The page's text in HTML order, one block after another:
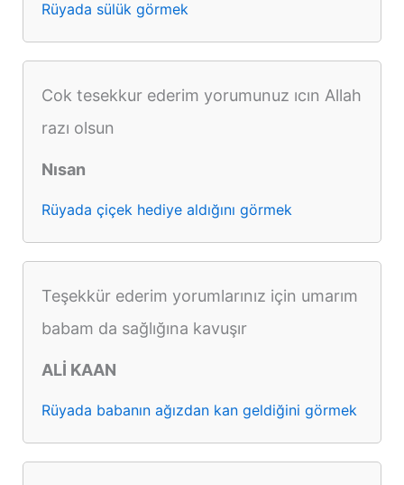
Rüyada sülük görmek
Cok tesekkur ederim yorumunuz ıcın Allah
razı olsun
Nısan
Rüyada çiçek hediye aldığını görmek
Teşekkür ederim yorumlarınız için umarım
babam da sağlığına kavuşır
ALİ KAAN
Rüyada babanın ağızdan kan geldiğini görmek